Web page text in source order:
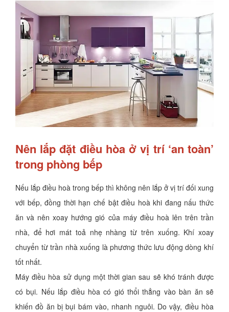
Nên lắp đặt điều hòa ở vị trí ‘an toàn’
trong phòng bếp
Nếu lắp điều hoà trong bếp thì không nên lắp ở vị trí đối xung
với bếp, đồng thời hạn chế bật điều hoà khi đang nấu thức
ăn và nên xoay hướng gió của máy điều hoà lên trên trần
nhà, để hơi mát toả nhẹ nhàng từ trên xuống. Khí xoay
chuyển từ trần nhà xuống là phương thức lưu động dòng khí
tốt nhất.
Máy điều hòa sử dụng một thời gian sau sẽ khó tránh được
có bụi. Nếu lắp điều hòa có gió thổi thẳng vào bàn ăn sẽ
khiến đồ ăn bị bụi bám vào, nhanh nguôi. Do vậy, điều hòa